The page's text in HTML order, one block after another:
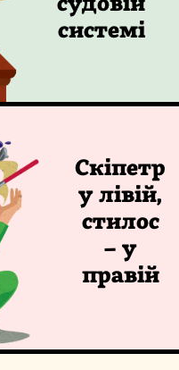
системі
Скіпетр
у лівій,
стилос
– у
правій